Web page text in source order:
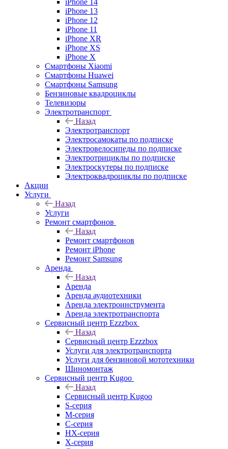
iPhone 14
iPhone 13
iPhone 12
iPhone 11
iPhone XR
iPhone XS
iPhone X
Смартфоны Xiaomi
Смартфоны Huawei
Смартфоны Samsung
Бензиновые квадроциклы
Телевизоры
Электротранспорт
Назад
Электротранспорт
Электросамокаты по подписке
Электровелосипеды по подписке
Электротрициклы по подписке
Электроскутеры по подписке
Электроквадроциклы по подписке
Акции
Услуги
Назад
Услуги
Ремонт смартфонов
Назад
Ремонт смартфонов
Ремонт iPhone
Ремонт Samsung
Аренда
Назад
Аренда
Аренда аудиотехники
Аренда электроинструмента
Аренда электротранспорта
Сервисный центр Ezzzbox
Назад
Сервисный центр Ezzzbox
Услуги для электротранспорта
Услуги для бензиновой мототехники
Шиномонтаж
Сервисный центр Kugoo
Назад
Сервисный центр Kugoo
S-cерия
M-серия
С-серия
HX-серия
X-серия